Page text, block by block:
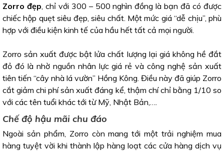
Zorro đẹp, chỉ với 300 – 500 nghìn đồng là bạn đã có được
chiếc hộp quẹt siêu đẹp, siêu chất. Một mức giá “dễ chịu”, phù
hợp với điều kiện kinh tế của hầu hết tất cả mọi người.
Zorro sản xuất được bật lửa chất lượng lại giá không hề đắt
đỏ đó là nhờ nguồn nhân lực giá rẻ và công nghệ sản xuất
tiên tiến “cây nhà lá vườn” Hồng Kông. Điều này đã giúp Zorro
cắt giảm chi phí sản xuất đáng kể, thậm chí chỉ bằng 1/10 so
với các tên tuổi khác tới từ Mỹ, Nhật Bản,….
Chế độ hậu mãi chu đáo
Ngoài sản phẩm, Zorro còn mang tới một trải nghiệm mua
hàng tuyệt vời khi thành lập hàng loạt các cửa hàng dịch vụ